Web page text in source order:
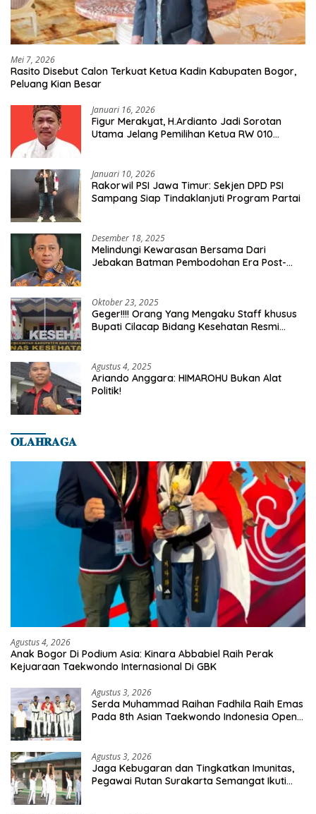
Mei 7, 2026
Rasito Disebut Calon Terkuat Ketua Kadin Kabupaten Bogor,
Peluang Kian Besar
Januari 16, 2026
Figur Merakyat, H.Ardianto Jadi Sorotan
Utama Jelang Pemilihan Ketua RW 010
Januari 10, 2026
Rakorwil PSI Jawa Timur: Sekjen DPD PSI
Sampang Siap Tindaklanjuti Program Partai
Desember 18, 2025
Melindungi Kewarasan Bersama Dari
Jebakan Batman Pembodohan Era Post-
Oktober 23, 2025
Geger!!!! Orang Yang Mengaku Staff khusus
Bupati Cilacap Bidang Kesehatan Resmi
Agustus 4, 2025
Ariando Anggara: HIMAROHU Bukan Alat
Politik!
𝐎𝐋𝐀𝐇𝐑𝐀𝐆𝐀
Agustus 4, 2026
Anak Bogor Di Podium Asia: Kinara Abbabiel Raih Perak
Kejuaraan Taekwondo Internasional Di GBK
Agustus 3, 2026
Serda Muhammad Raihan Fadhila Raih Emas
Pada 8th Asian Taekwondo Indonesia Open
Agustus 3, 2026
Jaga Kebugaran dan Tingkatkan Imunitas,
Pegawai Rutan Surakarta Semangat Ikuti